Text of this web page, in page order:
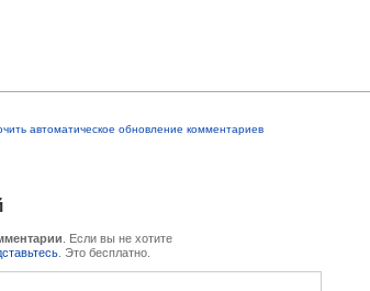
автоматическое обновление комментариев
. Если вы не хотите
. Это бесплатно.